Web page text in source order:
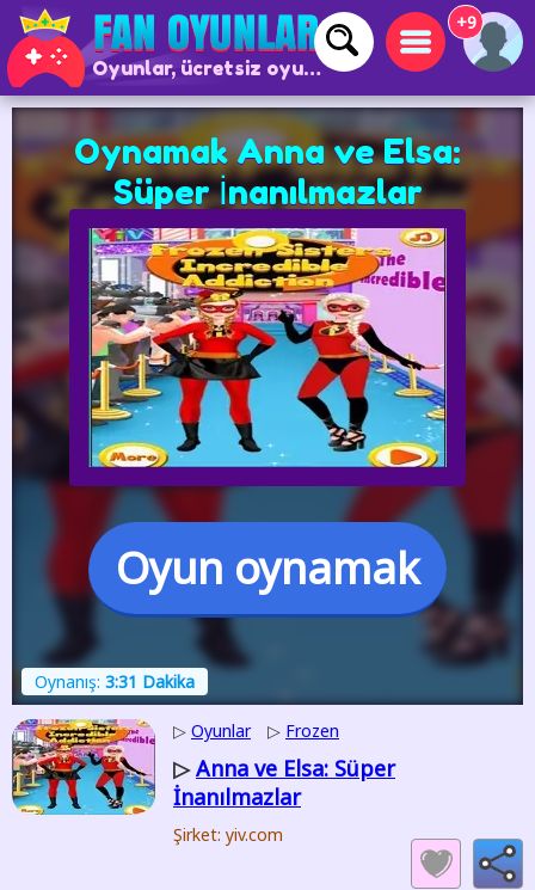
Oyunlar, ücretsiz oyunlar ve çevrimiçi oyunlar
+9
Oynamak Anna ve Elsa:
Süper İnanılmazlar
Oyun oynamak
Oynanış: 3:31 Dakika
▷ Oyunlar ▷ Frozen
▷Anna ve Elsa: Süper
İnanılmazlar
Şirket: yiv.com